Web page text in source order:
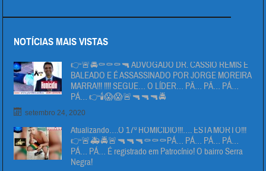
NOTÍCIAS MAIS VISTAS
👉🚨🚔⚰⚰⚰🔫 ADVOGADO DR. CÁSSIO REMIS É
BALEADO E É ASSASSINADO POR JORGE MOREIRA
MARRA!!! !!!! SEGUE… O LÍDER… PÄ… PÄ… PÁ…
PÁ… 👉🕯😱😱🚨🔫🔫🔫🚔
setembro 24, 2020
Atualizando….O 17º HOMICIDIO!!!…. ESTA MORTO!!!
👉🚨🚑🚔🚨🔫🔫🔫⚰⚰⚰PÁ… PÁ… PÁ… PÁ…
PÁ… PÁ… É registrado em Patrocínio! O bairro Serra
Negra!